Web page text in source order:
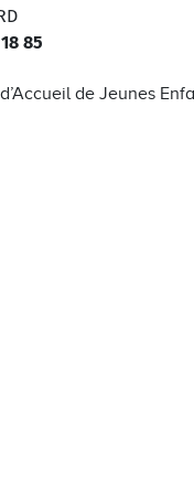
85
de Jeunes